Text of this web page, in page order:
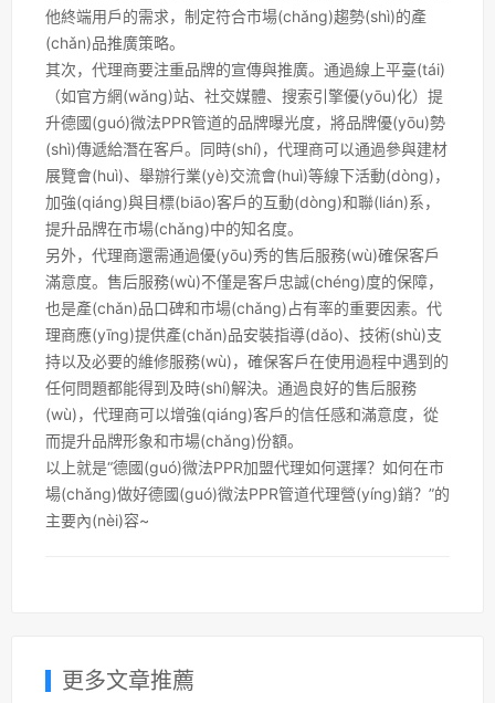
他終端用戶的需求，制定符合市場(chǎng)趨勢(shì)的產
(chǎn)品推廣策略。
其次，代理商要注重品牌的宣傳與推廣。通過線上平臺(tái)
（如官方網(wǎng)站、社交媒體、搜索引擎優(yōu)化）提
升德國(guó)微法PPR管道的品牌曝光度，將品牌優(yōu)勢
(shì)傳遞給潛在客戶。同時(shí)，代理商可以通過參與建材
展覽會(huì)、舉辦行業(yè)交流會(huì)等線下活動(dòng)，
加強(qiáng)與目標(biāo)客戶的互動(dòng)和聯(lián)系，
提升品牌在市場(chǎng)中的知名度。
另外，代理商還需通過優(yōu)秀的售后服務(wù)確保客戶
滿意度。售后服務(wù)不僅是客戶忠誠(chéng)度的保障，
也是產(chǎn)品口碑和市場(chǎng)占有率的重要因素。代
理商應(yīng)提供產(chǎn)品安裝指導(dǎo)、技術(shù)支
持以及必要的維修服務(wù)，確保客戶在使用過程中遇到的
任何問題都能得到及時(shí)解決。通過良好的售后服務
(wù)，代理商可以增強(qiáng)客戶的信任感和滿意度，從
而提升品牌形象和市場(chǎng)份額。
以上就是“德國(guó)微法PPR加盟代理如何選擇？如何在市
場(chǎng)做好德國(guó)微法PPR管道代理營(yíng)銷？”的
主要內(nèi)容~
更多文章推薦